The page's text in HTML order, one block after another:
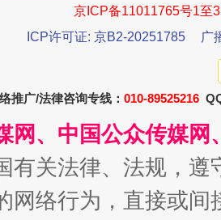
京ICP备11011765号1至
ICP许可证: 京B2-20251785
广
推广/法律咨询专线： 010-89525216
网、中国公众传媒
有关法律、法规，
网络行为，直接或